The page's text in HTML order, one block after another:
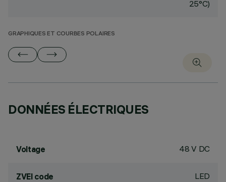
25°C)
GRAPHIQUES ET COURBES POLAIRES
DONNÉES ÉLECTRIQUES
Voltage 48 V DC
ZVEI code LED